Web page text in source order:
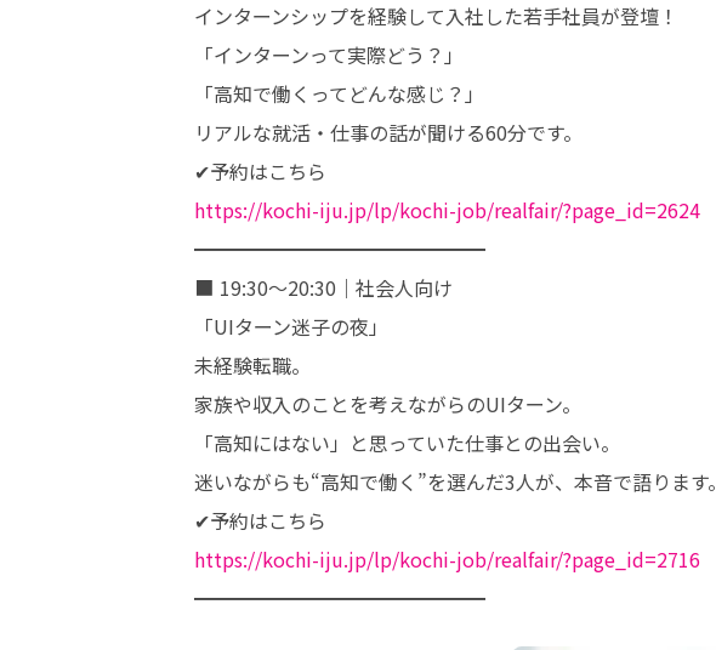
インターンシップを経験して入社した若手社員が登壇！
「インターンって実際どう？」
「高知で働くってどんな感じ？」
リアルな就活・仕事の話が聞ける60分です。
https://kochi-iju.jp/lp/kochi-job/realfair/?page_id=2624
━━━━━━━━━━━━━━━
■ 19:30〜20:30｜社会人向け
「UIターン迷子の夜」
未経験転職。
家族や収入のことを考えながらのUIターン。
「高知にはない」と思っていた仕事との出会い。
迷いながらも“高知で働く”を選んだ3人が、本音で語ります。
https://kochi-iju.jp/lp/kochi-job/realfair/?page_id=2716
━━━━━━━━━━━━━━━